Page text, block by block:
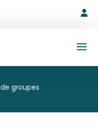
groupes